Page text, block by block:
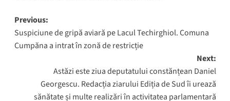
Post
navigation
Previous:
Suspiciune de gripă aviară pe Lacul Techirghiol. Comuna
Cumpăna a intrat în zonă de restricție
Next:
Astăzi este ziua deputatului constănțean Daniel
Georgescu. Redacția ziarului Ediția de Sud îi urează
sănătate și multe realizări în activitatea parlamentară